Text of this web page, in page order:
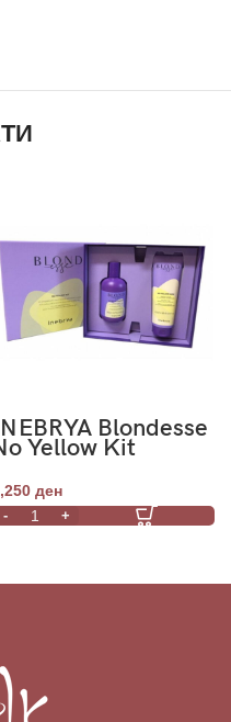
Blondesse
Yellow Kit
ден